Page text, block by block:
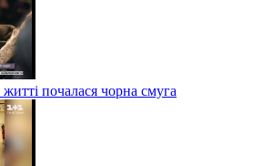
почалася чорна смуга